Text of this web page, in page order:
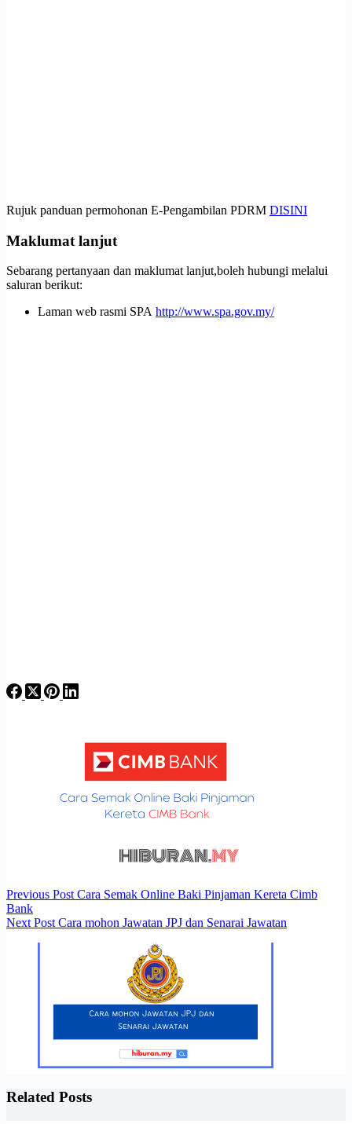
Rujuk panduan permohonan E-Pengambilan PDRM DISINI
Maklumat lanjut
Sebarang pertanyaan dan maklumat lanjut,boleh hubungi melalui
saluran berikut:
Laman web rasmi SPA http://www.spa.gov.my/
Previous Post Cara Semak Online Baki Pinjaman Kereta Cimb
Bank
Next Post Cara mohon Jawatan JPJ dan Senarai Jawatan
Related Posts